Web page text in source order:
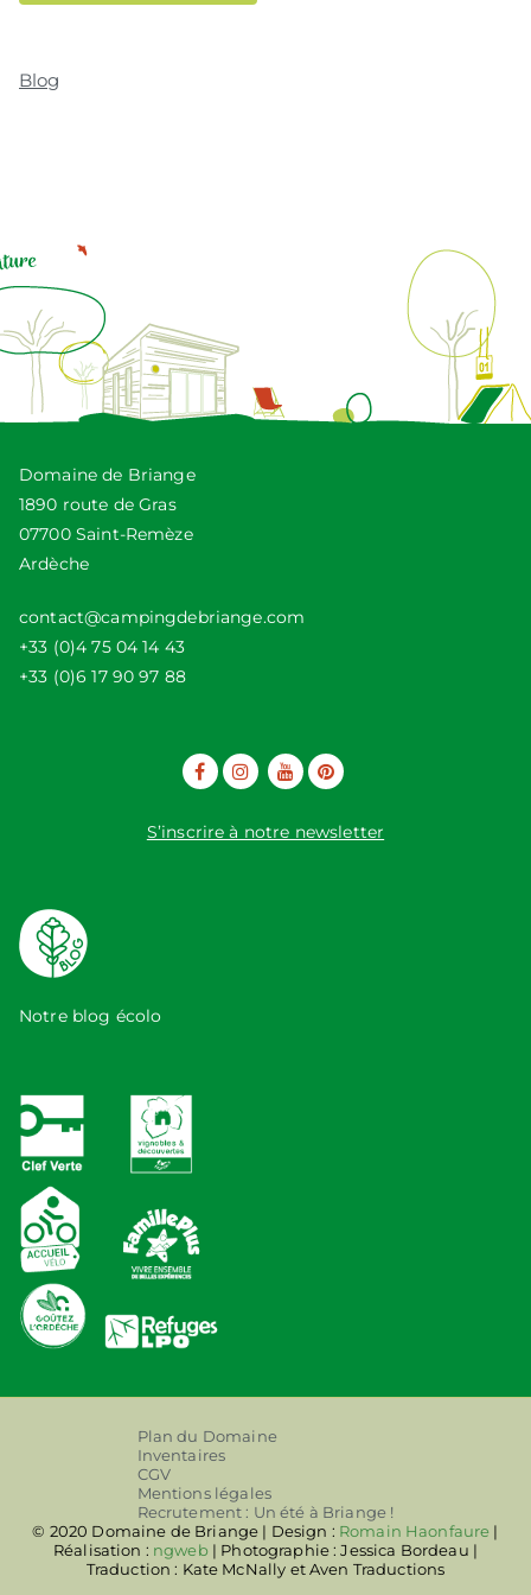
Blog
Domaine de Briange
1890 route de Gras
07700 Saint-Remèze
Ardèche
contact@campingdebriange.com
+33 (0)4 75 04 14 43
+33 (0)6 17 90 97 88
S’inscrire à notre newsletter
Notre blog écolo
Plan du Domaine
Inventaires
CGV
Mentions légales
Recrutement : Un été à Briange !
© 2020 Domaine de Briange | Design : Romain Haonfaure |
Réalisation : ngweb| Photographie : Jessica Bordeau |
Traduction : Kate McNally et Aven Traductions